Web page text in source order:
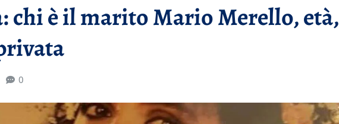
chi è il marito Mario Merello, età,
0